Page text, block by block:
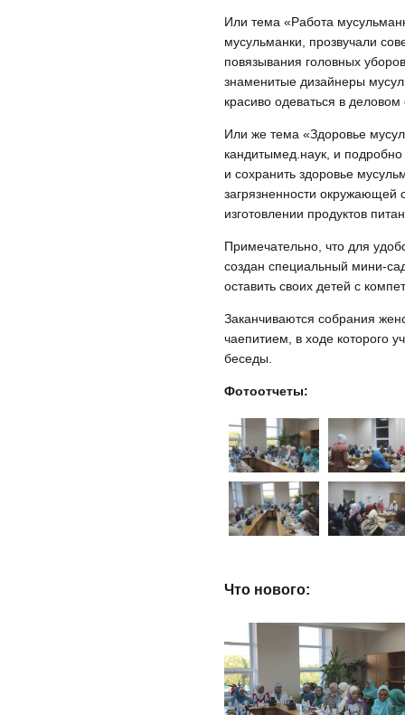
Или тема «Работа
мусульманки, прозвучали
повязывания головных
знаменитые дизайнеры
красиво одеваться в деловом
Или же тема «Здоровье
кандитымед.наук, и
и сохранить здоровье
загрязненности окружающей
изготовлении продуктов
Примечательно, что для
создан специальный мини-
оставить своих детей с
Заканчиваются собрания
чаепитием, в ходе которого
беседы.
Фотоотчеты:
Что нового: